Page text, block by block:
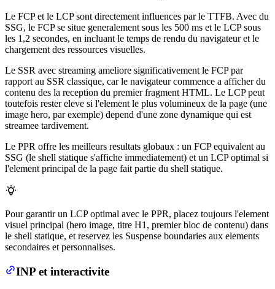
Le FCP et le LCP sont directement influences par le TTFB. Avec du
SSG, le FCP se situe generalement sous les 500 ms et le LCP sous
les 1,2 secondes, en incluant le temps de rendu du navigateur et le
chargement des ressources visuelles.
Le SSR avec streaming ameliore significativement le FCP par
rapport au SSR classique, car le navigateur commence a afficher du
contenu des la reception du premier fragment HTML. Le LCP peut
toutefois rester eleve si l'element le plus volumineux de la page (une
image hero, par exemple) depend d'une zone dynamique qui est
streamee tardivement.
Le PPR offre les meilleurs resultats globaux : un FCP equivalent au
SSG (le shell statique s'affiche immediatement) et un LCP optimal si
l'element principal de la page fait partie du shell statique.
Pour garantir un LCP optimal avec le PPR, placez toujours l'element
visuel principal (hero image, titre H1, premier bloc de contenu) dans
le shell statique, et reservez les Suspense boundaries aux elements
secondaires et personnalises.
INP et interactivite